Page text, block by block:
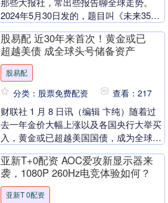
2024年5月30日发的，题目叫《未来35年
银行的经....
股易配 近30年来首次！黄金或已
超越美债 成全球头号储备资产
股易配
分类：股票免费配资 查看：217
财联社 1 月 8 日讯（编辑 卞纯）随着过
去一年金价大幅上涨以及各国央行大举买
入，黄金或已超越美国国债，成为全球最
（WGC）本....
亚新T+0配资 AOC爱攻新显示器来
袭，1080P 260Hz电竞体验如何？
亚新T 0配资